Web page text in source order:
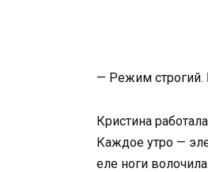
— Режим строгий.
Кристина
Каждое утро —
еле ноги волочила.